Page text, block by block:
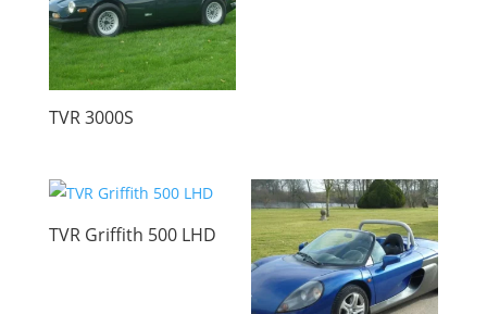
TVR 3000S
TVR Griffith 500 LHD